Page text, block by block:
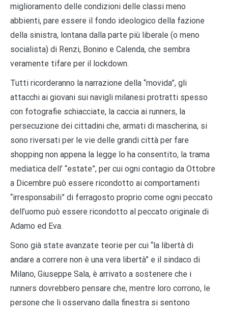
miglioramento delle condizioni delle classi meno
abbienti, pare essere il fondo ideologico della fazione
della sinistra, lontana dalla parte più liberale (o meno
socialista) di Renzi, Bonino e Calenda, che sembra
veramente tifare per il lockdown.
Tutti ricorderanno la narrazione della “movida”, gli
attacchi ai giovani sui navigli milanesi protratti spesso
con fotografie schiacciate, la caccia ai runners, la
persecuzione dei cittadini che, armati di mascherina, si
sono riversati per le vie delle grandi città per fare
shopping non appena la legge lo ha consentito, la trama
mediatica dell’ “estate”, per cui ogni contagio da Ottobre
a Dicembre può essere ricondotto ai comportamenti
“irresponsabili” di ferragosto proprio come ogni peccato
dell’uomo può essere ricondotto al peccato originale di
Adamo ed Eva.
Sono già state avanzate teorie per cui “la libertà di
andare a correre non è una vera libertà” e il sindaco di
Milano, Giuseppe Sala, è arrivato a sostenere che i
runners dovrebbero pensare che, mentre loro corrono, le
persone che li osservano dalla finestra si sentono